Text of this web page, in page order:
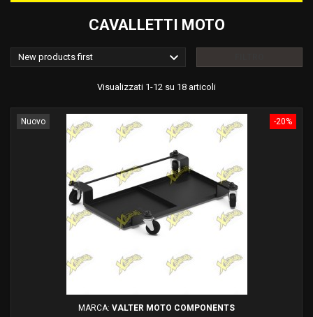
CAVALLETTI MOTO
New products first 
Visualizzati 1-12 su 18 articoli
-20%
Nuovo
MARCA: VALTER MOTO COMPONENTS